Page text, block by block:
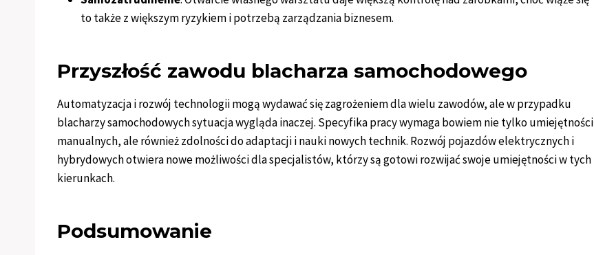
to także z większym ryzykiem i potrzebą zarządzania biznesem.
Przyszłość zawodu blacharza samochodowego
Automatyzacja i rozwój technologii mogą wydawać się zagrożeniem dla wielu zawodów, ale w przypadku
blacharzy samochodowych sytuacja wygląda inaczej. Specyfika pracy wymaga bowiem nie tylko umiejętności
manualnych, ale również zdolności do adaptacji i nauki nowych technik. Rozwój pojazdów elektrycznych i
hybrydowych otwiera nowe możliwości dla specjalistów, którzy są gotowi rozwijać swoje umiejętności w tych
kierunkach.
Podsumowanie